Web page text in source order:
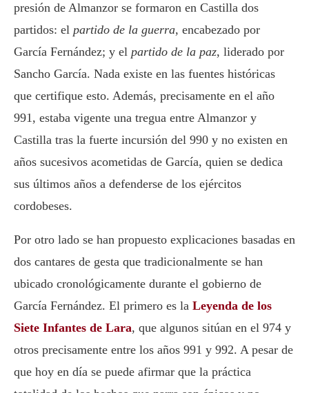
presión de Almanzor se formaron en Castilla dos
partidos: el partido de la guerra, encabezado por
García Fernández; y el partido de la paz, liderado por
Sancho García. Nada existe en las fuentes históricas
que certifique esto. Además, precisamente en el año
991, estaba vigente una tregua entre Almanzor y
Castilla tras la fuerte incursión del 990 y no existen en
años sucesivos acometidas de García, quien se dedica
sus últimos años a defenderse de los ejércitos
cordobeses.
Por otro lado se han propuesto explicaciones basadas en
dos cantares de gesta que tradicionalmente se han
ubicado cronológicamente durante el gobierno de
García Fernández. El primero es la Leyenda de los
Siete Infantes de Lara, que algunos sitúan en el 974 y
otros precisamente entre los años 991 y 992. A pesar de
que hoy en día se puede afirmar que la práctica